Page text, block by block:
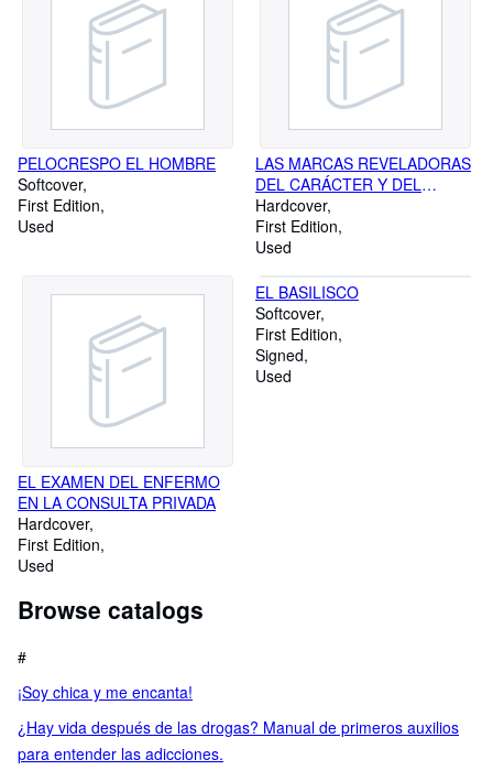
PELOCRESPO EL HOMBRE
Softcover
First Edition
Used
LAS MARCAS REVELADORAS
DEL CARÁCTER Y DEL
DESTINO . EL ARTE DE LEER
EN EL ROSTRO . LAS
PREDISPOSCIONES Y LAS
Hardcover
First Edition
Used
EL EXAMEN DEL ENFERMO
EN LA CONSULTA PRIVADA
Hardcover
First Edition
Used
EL BASILISCO
Softcover
First Edition
Signed
Used
Browse catalogs
#
¡Soy chica y me encanta!
¿Hay vida después de las drogas? Manual de primeros auxilios
para entender las adicciones.